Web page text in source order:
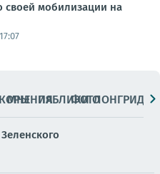
своей мобилизации на
МНЕНИЯПАБЛИКИ
ФОТОЛОНГРИДЫ